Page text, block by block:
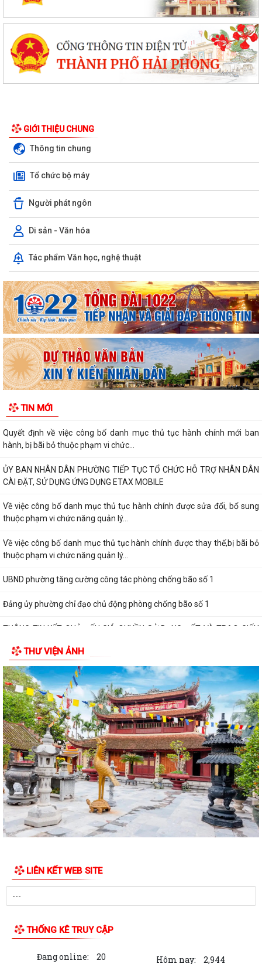
GIỚI THIỆU CHUNG
Thông tin chung
Tổ chức bộ máy
Người phát ngôn
Di sản - Văn hóa
Tác phẩm Văn học, nghệ thuật
TIN MỚI
tuyến tại các tổ dân phố –...
THÔNG BÁO: Thời gian tiếp tục triển khai thu Thuế sử dụng đất phi
nông nghiệp năm 2026 trên địa bàn...
Hải Phòng công khai thủ tục hành chính đặc thù mới ban hành lĩnh vực
đất đai thuộc phạm vi chức...
Hải Phòng công bố danh mục thủ tục hành chính được sửa đổi, bổ
sung, bị bãi bỏ thuộc phạm vi chức...
DÂN CÀI ĐẶT, SỬ DỤNG ỨNG DỤNG ETAX MOBILE,...
Quyết định về việc công bố danh mục thủ tục hành chính mới ban
hành, bị bãi bỏ thuộc phạm vi chức...
ỦY BAN NHÂN DÂN PHƯỜNG TIẾP TỤC TỔ CHỨC HỖ TRỢ NHÂN DÂN
CÀI ĐẶT, SỬ DỤNG ỨNG DỤNG ETAX MOBILE
Về việc công bố danh mục thủ tục hành chính được sửa đổi, bổ sung
thuộc phạm vi chức năng quản lý...
Về việc công bố danh mục thủ tục hành chính được thay thế,bị bãi bỏ
thuộc phạm vi chức năng quản lý...
UBND phường tăng cường công tác phòng chống bão số 1
Đảng ủy phường chỉ đạo chủ động phòng chống bão số 1
THÔNG TIN KẾT QUẢ ĐẤU GIÁ QUYỀN SỬ DỤNG ĐẤT VÀ TRAO GIẤY
THÔNG BÁO Về việc công khai số điện thoại đường dây nóng và trang
thông tin tiếp nhận kiến nghị,...
ẤM ÁP CHƯƠNG TRÌNH THĂM, TẶNG QUÀ NHÂN KỶ NIỆM 25 NĂM
NGÀY GIA ĐÌNH VIỆT NAM (28/6/2001 – 28/6/2026)
HỘI CỰU CHIẾN BINH, HỘI LHPN PHƯỜNG HƯNG ĐẠO DỌN VỆ SINH
NGHĨA TRANG LIỆT SĨ
HỘI ĐỒNG NHÂN DÂN PHƯỜNG HƯNG ĐẠO TỔ CHỨC KỲ HỌP THỨ 2
(KỲ HỌP THƯỜNG LỆ GIỮA NĂM) NĂM 2026
Đảng ủy phường Hưng Đạo đạt nhiều kết quả tích cực trong 6 tháng
đầu năm 2026
TRUNG TÂM CHÍNH TRỊ PHƯỜNG HƯNG ĐẠO TỔ CHỨC HỘI NGHỊ BÁO
CÁO VIÊN THÁNG 6 NĂM 2026
HỘI CỰU CHIẾN BINH PHƯỜNG RA MẮT MÔ HÌNH "CỰU CHIẾN BINH
THAM GIA QUẢN LÝ, CHĂM SÓC NGHĨA TRANG...
ĐẨY MẠNH CÔNG TÁC HUẤN LUYỆN PKND CỦA BCH QUÂN SỰ
THƯ VIỆN ẢNH
LIÊN KẾT WEB SITE
THỐNG KÊ TRUY CẬP
Đang online: 20 Hôm nay: 2,944